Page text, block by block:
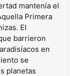
mantenía el
Primera
El
barrieron
en
se
planetas